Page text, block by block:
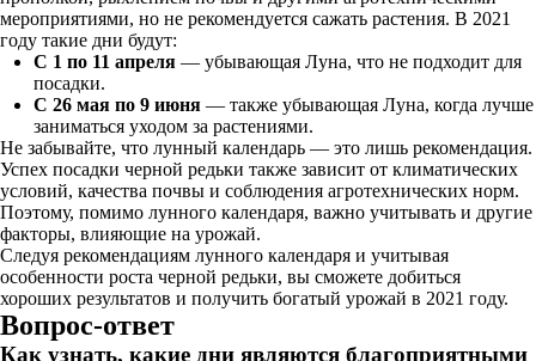
мероприятиями, но не рекомендуется сажать растения. В 2021
году такие дни будут:
С 1 по 11 апреля — убывающая Луна, что не подходит для
посадки.
С 26 мая по 9 июня — также убывающая Луна, когда лучше
заниматься уходом за растениями.
Не забывайте, что лунный календарь — это лишь рекомендация.
Успех посадки черной редьки также зависит от климатических
условий, качества почвы и соблюдения агротехнических норм.
Поэтому, помимо лунного календаря, важно учитывать и другие
факторы, влияющие на урожай.
Следуя рекомендациям лунного календаря и учитывая
особенности роста черной редьки, вы сможете добиться
хороших результатов и получить богатый урожай в 2021 году.
Вопрос-ответ
Как узнать, какие дни являются благоприятными